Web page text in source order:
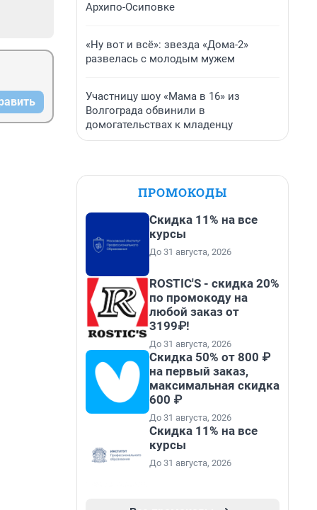
Архипо-Осиповке
«Ну вот и всё»: звезда «Дома-2»
развелась с молодым мужем
Участницу шоу «Мама в 16» из
Волгограда обвинили в
домогательствах к младенцу
ПРОМОКОДЫ
Скидка 11% на все
курсы
До 31 августа, 2026
ROSTIC'S - скидка 20%
по промокоду на
любой заказ от
3199₽!
До 31 августа, 2026
Скидка 50% от 800 ₽
на первый заказ,
максимальная скидка
600 ₽
До 31 августа, 2026
Скидка 11% на все
курсы
До 31 августа, 2026